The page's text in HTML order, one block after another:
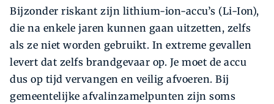
Bijzonder riskant zijn lithium-ion-accu’s (Li-Ion),
die na enkele jaren kunnen gaan uitzetten, zelfs
als ze niet worden gebruikt. In extreme gevallen
levert dat zelfs brandgevaar op. Je moet de accu
dus op tijd vervangen en veilig afvoeren. Bij
gemeentelijke afvalinzamelpunten zijn soms